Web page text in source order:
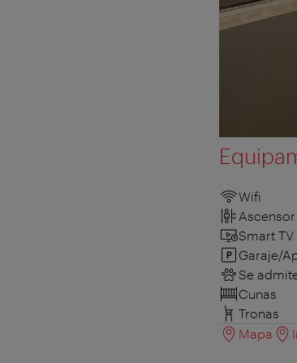
Wifi
Ascensor
Smart
Garaje/
Se
Cunas
Tronas
Mapa